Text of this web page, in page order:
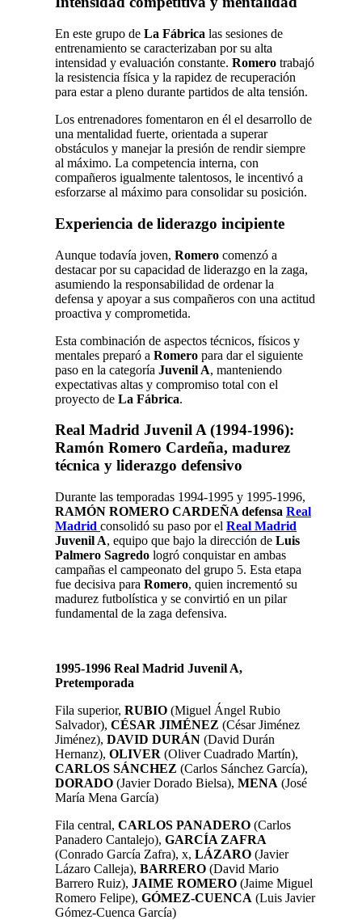
En este grupo de La Fábrica las sesiones de
entrenamiento se caracterizaban por su alta
intensidad y evaluación constante. Romero trabajó
la resistencia física y la rapidez de recuperación
para estar a pleno durante partidos de alta tensión.
Los entrenadores fomentaron en él el desarrollo de
una mentalidad fuerte, orientada a superar
obstáculos y manejar la presión de rendir siempre
al máximo. La competencia interna, con
compañeros igualmente talentosos, le incentivó a
esforzarse al máximo para consolidar su posición.
Experiencia de liderazgo incipiente
Aunque todavía joven, Romero comenzó a
destacar por su capacidad de liderazgo en la zaga,
asumiendo la responsabilidad de ordenar la
defensa y apoyar a sus compañeros con una actitud
proactiva y comprometida.
Esta combinación de aspectos técnicos, físicos y
mentales preparó a Romero para dar el siguiente
paso en la categoría Juvenil A, manteniendo
expectativas altas y compromiso total con el
proyecto de La Fábrica.
Real Madrid Juvenil A (1994-1996):
Ramón Romero Cardeña, madurez
técnica y liderazgo defensivo
Durante las temporadas 1994-1995 y 1995-1996,
RAMÓN ROMERO CARDEÑA defensa Real
Madrid consolidó su paso por el Real Madrid
Juvenil A, equipo que bajo la dirección de Luis
Palmero Sagredo logró conquistar en ambas
campañas el campeonato del grupo 5. Esta etapa
fue decisiva para Romero, quien incrementó su
madurez futbolística y se convirtió en un pilar
fundamental de la zaga defensiva.
1995-1996 Real Madrid Juvenil A,
Pretemporada
Fila superior, RUBIO (Miguel Ángel Rubio
Salvador), CÉSAR JIMÉNEZ (César Jiménez
Jiménez), DAVID DURÁN (David Durán
Hernanz), OLIVER (Oliver Cuadrado Martín),
CARLOS SÁNCHEZ (Carlos Sánchez García),
DORADO (Javier Dorado Bielsa), MENA (José
María Mena García)
Fila central, CARLOS PANADERO (Carlos
Panadero Cantalejo), GARCÍA ZAFRA
(Conrado García Zafra), x, LÁZARO (Javier
Lázaro Calleja), BARRERO (David Mario
Barrero Ruiz), JAIME ROMERO (Jaime Miguel
Romero Felipe), GÓMEZ-CUENCA (Luis Javier
Gómez-Cuenca García)